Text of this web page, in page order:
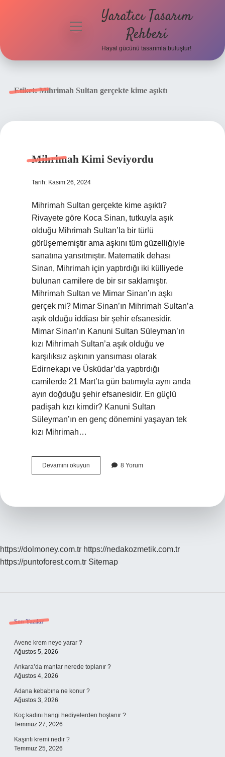
Politikası
menüyü
Yaratıcı Tasarım
Rehberi
Hayal gücünü tasarımla buluştur!
Etiket:Mihrimah Sultan gerçekte kime aşıktı
Mihrimah Kimi Seviyordu
Tarih: Kasım 26, 2024
Mihrimah Sultan gerçekte kime aşıktı?
Rivayete göre Koca Sinan, tutkuyla aşık
olduğu Mihrimah Sultan’la bir türlü
görüşememiştir ama aşkını tüm güzelliğiyle
sanatına yansıtmıştır. Matematik dehası
Sinan, Mihrimah için yaptırdığı iki külliyede
bulunan camilere de bir sır saklamıştır.
Mihrimah Sultan ve Mimar Sinan’ın aşkı
gerçek mi? Mimar Sinan’ın Mihrimah Sultan’a
aşık olduğu iddiası bir şehir efsanesidir.
Mimar Sinan’ın Kanuni Sultan Süleyman’ın
kızı Mihrimah Sultan’a aşık olduğu ve
karşılıksız aşkının yansıması olarak
Edirnekapı ve Üsküdar’da yaptırdığı
camilerde 21 Mart’ta gün batımıyla aynı anda
ayın doğduğu şehir efsanesidir. En güçlü
padişah kızı kimdir? Kanuni Sultan
Süleyman’ın en genç dönemini yaşayan tek
kızı Mihrimah…
Devamını okuyun Mihrimah
Kimi
8 Yorum
https://dolmoney.com.tr https://nedakozmetik.com.tr
https://puntoforest.com.tr Sitemap
Sidebar
Son Yazılar
Avene krem neye yarar ?
Ağustos 5, 2026
Ankara’da mantar nerede toplanır ?
Ağustos 4, 2026
Adana kebabına ne konur ?
Ağustos 3, 2026
Koç kadını hangi hediyelerden hoşlanır ?
Temmuz 27, 2026
Kaşıntı kremi nedir ?
Temmuz 25, 2026